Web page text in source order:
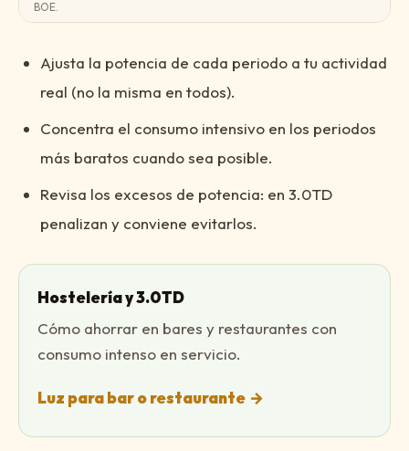
BOE.
Ajusta la potencia de cada periodo a tu actividad
real (no la misma en todos).
Concentra el consumo intensivo en los periodos
más baratos cuando sea posible.
Revisa los excesos de potencia: en 3.0TD
penalizan y conviene evitarlos.
Hostelería y 3.0TD
Cómo ahorrar en bares y restaurantes con
consumo intenso en servicio.
Luz para bar o restaurante →